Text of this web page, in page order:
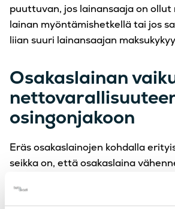
puuttuvan, jos lainansaaja on ollut
lainan myöntämishetkellä tai jos
liian suuri lainansaajan
Osakaslainan
osingonjakoon
Eräs osakaslainojen kohdalla
seikka on, että osakaslaina
osakkaan nettovarallisuudesta
verohuojennetun osingon